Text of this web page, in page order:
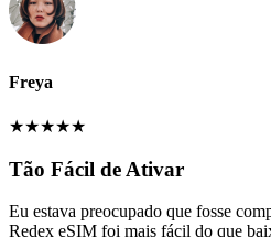
Freya
★★★★★
Tão Fácil de Ativar
Eu estava preocupado que fosse
Redex eSIM foi mais fácil do que